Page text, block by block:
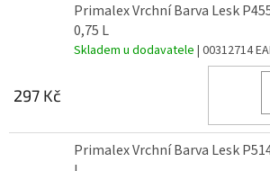
Primalex Vrchní Barva Lesk
0,75 L
Skladem u dodavatele | 00312714
297 Kč
Primalex Vrchní Barva Lesk